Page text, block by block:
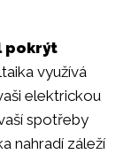
pokrýt
využívá
elektrickou
spotřeby
nahradí záleží